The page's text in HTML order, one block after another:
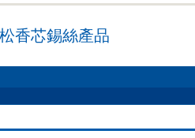
香芯錫絲產品